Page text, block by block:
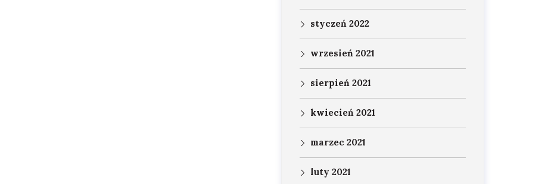
styczeń 2022
wrzesień 2021
sierpień 2021
kwiecień 2021
marzec 2021
luty 2021